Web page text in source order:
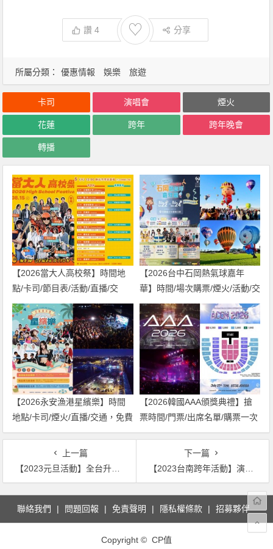
讚4 ♡ 分享
所屬分類： 優惠情報 娛樂 旅遊
卡司 演唱會 煙火
花蓮 跨年 跨年晚會
轉播
【2026當大人高校祭】時間地
點/卡司/節目表/活動/直播/交
通，免費入場！
【2026台中石岡熱氣球嘉年
華】時間/場次購票/煙火/活動/交
通，土牛運動公園登場！
【2026永安漁港星繽樂】時間
地點/卡司/煙火/直播/交通，免費
入場！
【2026韓國AAA頒獎典禮】搶
票時間/門票/出席名單/購票一次
看！
上一篇
【2023元旦活動】全台升旗典禮/迎曙光景點資訊整理
下一篇
【2023台南跨年活動】演唱會卡司/晚會直播/飯店住宿及餐廳優惠一次看！
文
導
聯絡我們 問題回報 免責聲明 隱私權條款 招募夥伴
Copyright © CP值